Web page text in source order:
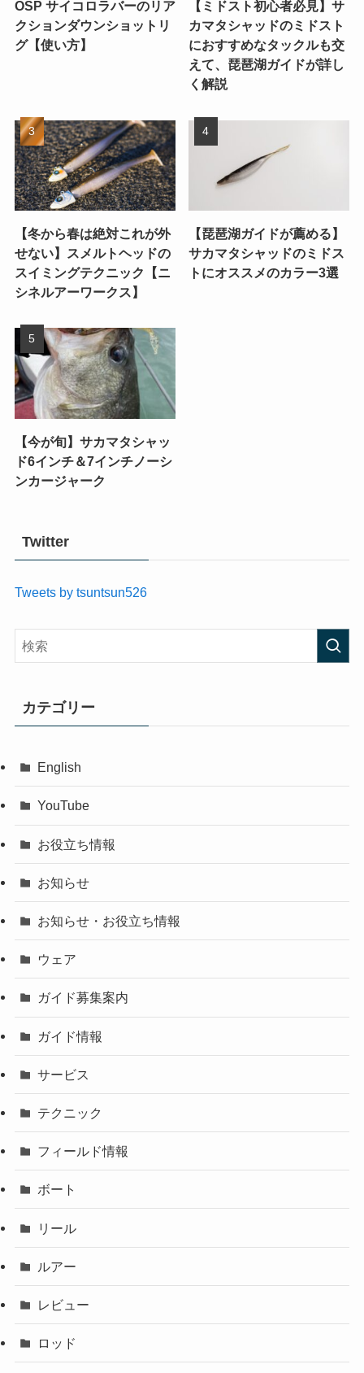
OSP サイコロラバーのリア
クションダウンショットリ
グ【使い方】
【ミドスト初心者必見】サ
カマタシャッドのミドスト
におすすめなタックルも交
えて、琵琶湖ガイドが詳し
く解説
【冬から春は絶対これが外
せない】スメルトヘッドの
スイミングテクニック【ニ
シネルアーワークス】
【琵琶湖ガイドが薦める】
サカマタシャッドのミドス
トにオススメのカラー3選
【今が旬】サカマタシャッ
ド6インチ＆7インチノーシ
ンカージャーク
Twitter
Tweets by tsuntsun526
カテゴリー
English
YouTube
お役立ち情報
お知らせ
お知らせ・お役立ち情報
ウェア
ガイド募集案内
ガイド情報
サービス
テクニック
フィールド情報
ボート
リール
ルアー
レビュー
ロッド